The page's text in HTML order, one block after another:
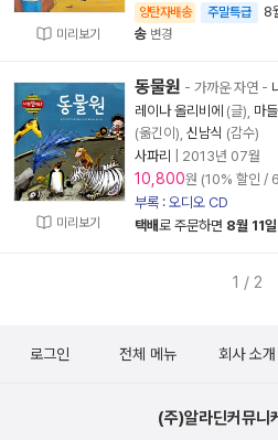
미리보기
양탄자배송 주말특급 8
송 변경
미리보기
동물원 - 가까운 자연 -
레이나 올리비에 (글), 마
(옮긴이), 신남식 (감수)
사파리
2013년 07월
10,800원 (10% 할인 /
부록 : 오디오 CD
택배로 주문하면 8월 11
1 / 2
로그인 전체 메뉴 회사 소개
(주)알라딘커뮤니